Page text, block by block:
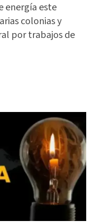
energía este
colonias y
por trabajos de